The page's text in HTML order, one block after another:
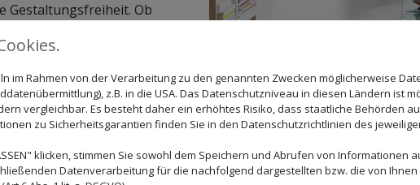
Gestaltungsfreiheit. Ob
jeden Geschmack
Tapete zu finden
im Rahmen von der Verarbeitung zu den genannten Zwecken möglicherweise
z.B. in die USA. Das Datenschutzniveau in diesen Ländern ist
vergleichbar. Es besteht daher ein erhöhtes Risiko, dass staatliche Behörden
zu Sicherheitsgarantien finden Sie in den Datenschutzrichtlinien des
klicken, stimmen Sie sowohl dem Speichern und Abrufen von Informationen
Datenverarbeitung für die nachfolgend dargestellten bzw. die von